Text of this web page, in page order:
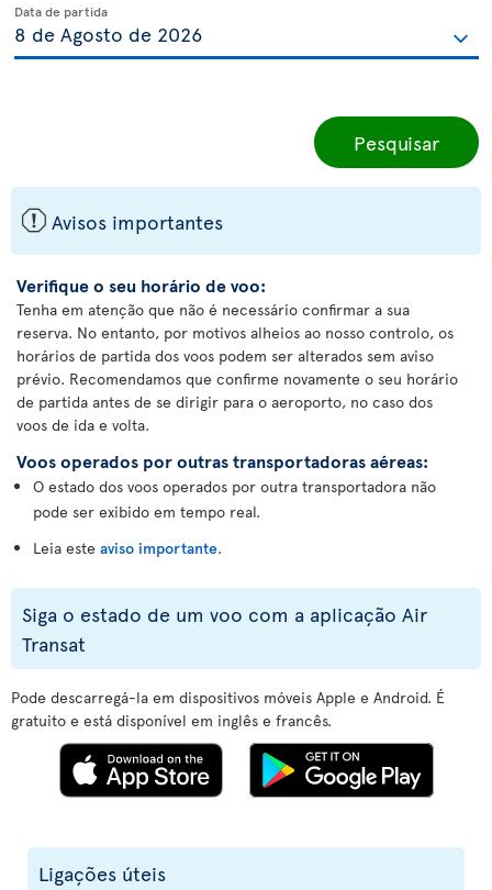
Data de partida
Pesquisar
ü Avisos importantes
Verifique o seu horário de voo:
Tenha em atenção que não é necessário confirmar a sua
reserva. No entanto, por motivos alheios ao nosso controlo, os
horários de partida dos voos podem ser alterados sem aviso
prévio. Recomendamos que confirme novamente o seu horário
de partida antes de se dirigir para o aeroporto, no caso dos
voos de ida e volta.
Voos operados por outras transportadoras aéreas:
O estado dos voos operados por outra transportadora não
pode ser exibido em tempo real.
Leia este aviso importante.
Siga o estado de um voo com a aplicação Air
Transat
Pode descarregá-la em dispositivos móveis Apple e Android. É
gratuito e está disponível em inglês e francês.
Ligações úteis